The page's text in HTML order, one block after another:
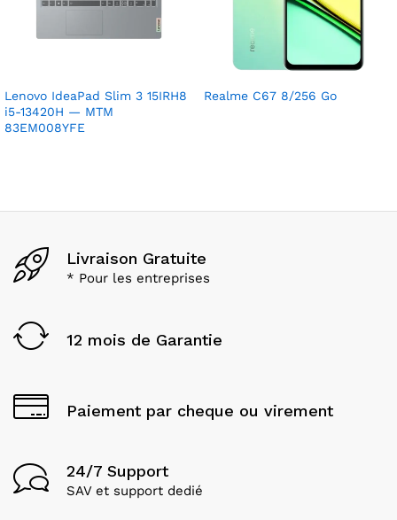
Lenovo IdeaPad Slim 3 15IRH8
i5-13420H — MTM
83EM008YFE
Realme C67 8/256 Go
Livraison Gratuite
* Pour les entreprises
12 mois de Garantie
Paiement par cheque ou virement
24/7 Support
SAV et support dedié